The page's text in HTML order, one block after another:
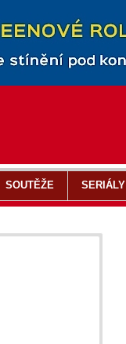
SOUTĚŽE SERIÁLY